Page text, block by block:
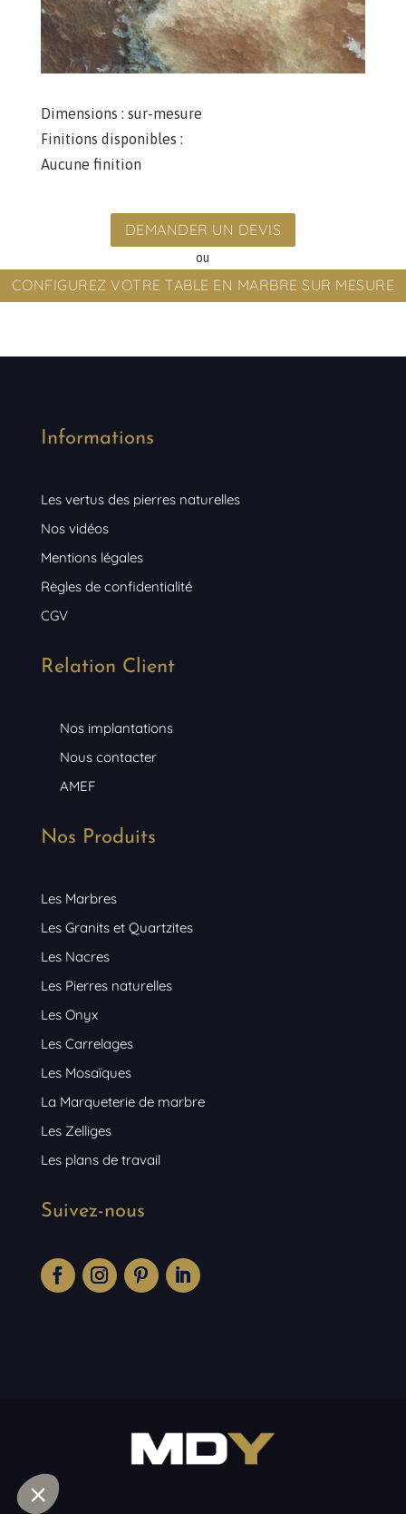
Dimensions : sur-mesure
Finitions disponibles :
Aucune finition
DEMANDER UN DEVIS
ou
CONFIGUREZ VOTRE TABLE EN MARBRE SUR MESURE
Informations
Les vertus des pierres naturelles
Nos vidéos
Mentions légales
Règles de confidentialité
CGV
Relation Client
Nos implantations
Nous contacter
AMEF
Nos Produits
Les Marbres
Les Granits et Quartzites
Les Nacres
Les Pierres naturelles
Les Onyx
Les Carrelages
Les Mosaïques
La Marqueterie de marbre
Les Zelliges
Les plans de travail
Suivez-nous